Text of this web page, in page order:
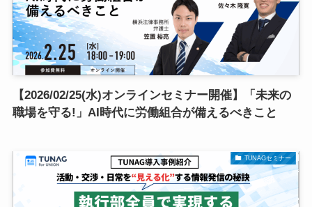
【2026/02/25(水)オンラインセミナー開催】「未来の
職場を守る!」AI時代に労働組合が備えるべきこと
TUNAGセミナー